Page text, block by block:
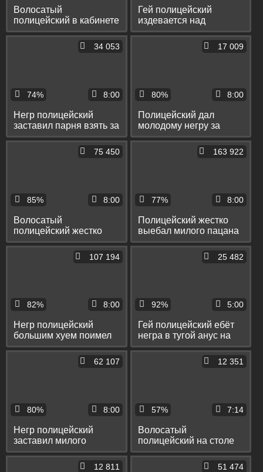
Волосатый
полицейский в кабинете
длинным пенисом
присунул доктору в
Гей полицейский
издевается над
подвешенным к
потолку мужиком в
кожаном костюме
74%
34 053
8:00
Негр полицейский
заставил парня взять за
щеку и присунул ему на
полу и на столе
80%
17 009
8:00
Полицейский дал
молодому негру за
щеку и раком оттрахал
его на столе в анус
85%
75 450
8:00
Волосатый
полицейский жестко
поимел парня на стуле
и столе и заставил его
77%
163 922
8:00
Полицейский жестко
выебал милого пацана
в тугую задницу на
столе и на стуле
82%
107 194
8:00
Негр полицейский
большим хуем поимел
на столе мужика
очкарика и его милого
92%
25 482
5:00
Гей полицейский ебёт
негра в тугой анус на
стуле и на столе
80%
62 107
8:00
Негр полицейский
заставил милого
пацана сосать большой
пенис и лизать яйца
57%
12 351
7:14
Волосатый
полицейский на столе
присунул худенькому
парню в тугую задницу
12 811 51 474